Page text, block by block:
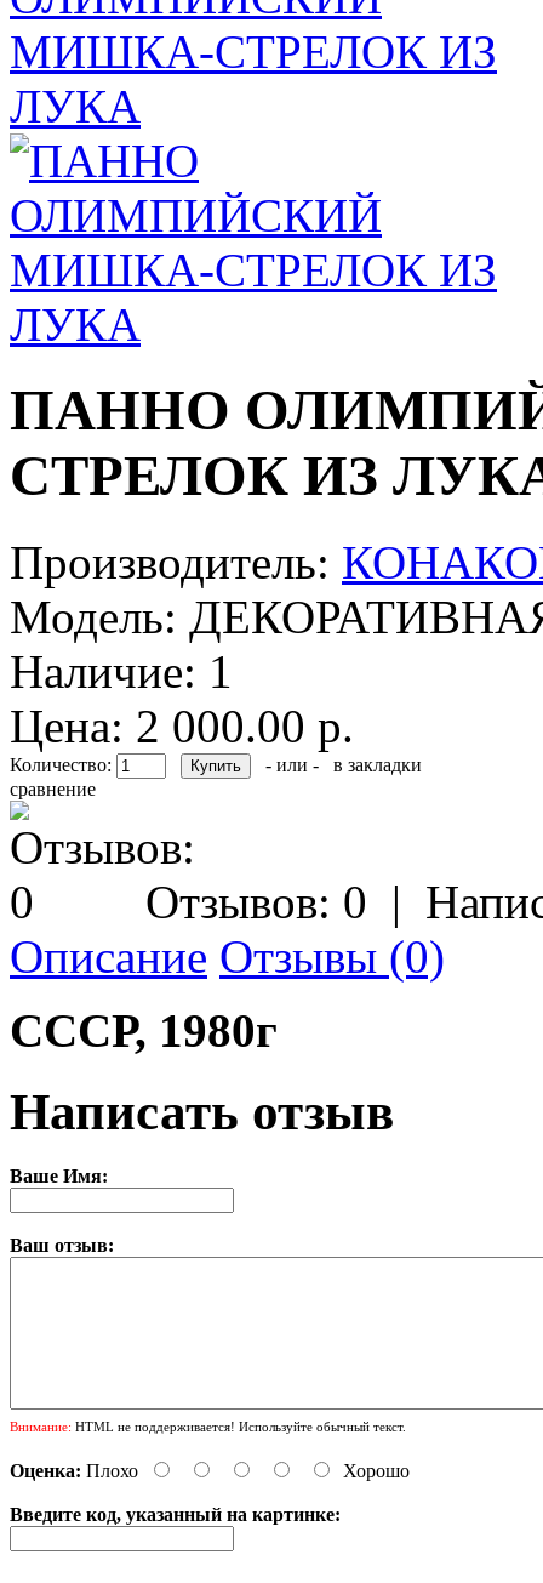
ПАННО
СТРЕЛОК ИЗ
Производитель:
Модель:
Наличие: 1
Цена: 2 000.00 р.
Количество: - или -
в закладки
сравнение
Отзывов: 0 |
Описание Отзывы (0)
СССР, 1980г
Написать отзыв
Ваше Имя:
Ваш отзыв:
Внимание: HTML не поддерживается! Используйте обычный текст.
Оценка: Плохо Хорошо
Введите код, указанный на картинке: